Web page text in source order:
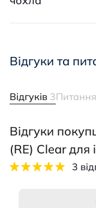
Відгуки та
Відгуків 3Питання
Відгуки
(RE) Clear
3